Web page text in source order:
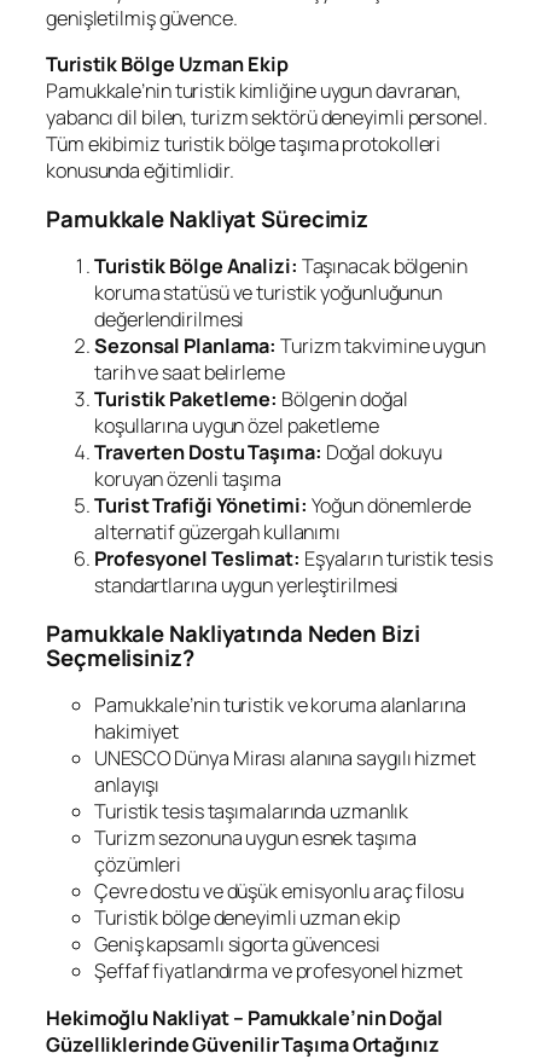
genişletilmiş güvence.
Turistik Bölge Uzman Ekip
Pamukkale’nin turistik kimliğine uygun davranan,
yabancı dil bilen, turizm sektörü deneyimli personel.
Tüm ekibimiz turistik bölge taşıma protokolleri
konusunda eğitimlidir.
Pamukkale Nakliyat Sürecimiz
Turistik Bölge Analizi: Taşınacak bölgenin
koruma statüsü ve turistik yoğunluğunun
değerlendirilmesi
Sezonsal Planlama: Turizm takvimine uygun
tarih ve saat belirleme
Turistik Paketleme: Bölgenin doğal
koşullarına uygun özel paketleme
Traverten Dostu Taşıma: Doğal dokuyu
koruyan özenli taşıma
Turist Trafiği Yönetimi: Yoğun dönemlerde
alternatif güzergah kullanımı
Profesyonel Teslimat: Eşyaların turistik tesis
standartlarına uygun yerleştirilmesi
Pamukkale Nakliyatında Neden Bizi
Seçmelisiniz?
Pamukkale’nin turistik ve koruma alanlarına
hakimiyet
UNESCO Dünya Mirası alanına saygılı hizmet
anlayışı
Turistik tesis taşımalarında uzmanlık
Turizm sezonuna uygun esnek taşıma
çözümleri
Çevre dostu ve düşük emisyonlu araç filosu
Turistik bölge deneyimli uzman ekip
Geniş kapsamlı sigorta güvencesi
Şeffaf fiyatlandırma ve profesyonel hizmet
Hekimoğlu Nakliyat – Pamukkale’nin Doğal
Güzelliklerinde Güvenilir Taşıma Ortağınız